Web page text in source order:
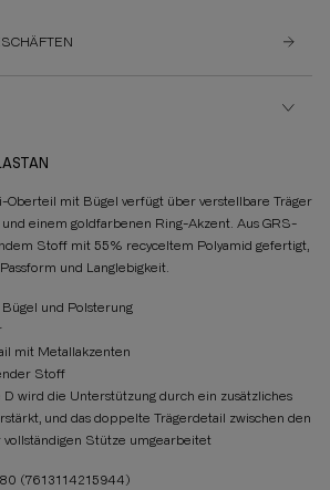
Oberteil mit Bügel verfügt über verstellbare Träger
einem goldfarbenen Ring-Akzent. Aus GRS-
Stoff mit 55% recyceltem Polyamid gefertigt,
und Langlebigkeit.
und Polsterung
mit Metallakzenten
Stoff
wird die Unterstützung durch ein zusätzliches
und das doppelte Trägerdetail zwischen den
Stütze umgearbeitet
(7613114215944)